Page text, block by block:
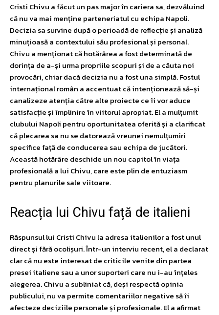
Cristi Chivu a făcut un pas major în cariera sa, dezvăluind
că nu va mai menține parteneriatul cu echipa Napoli.
Decizia sa survine după o perioadă de reflecție și analiză
minuțioasă a contextului său profesional și personal.
Chivu a menționat că hotărârea a fost determinată de
dorința de a-și urma propriile scopuri și de a căuta noi
provocări, chiar dacă decizia nu a fost una simplă. Fostul
internațional român a accentuat că intenționează să-și
canalizeze atenția către alte proiecte ce îi vor aduce
satisfacție și împlinire în viitorul apropiat. El a mulțumit
clubului Napoli pentru oportunitatea oferită și a clarificat
că plecarea sa nu se datorează vreunei nemulțumiri
specifice față de conducerea sau echipa de jucători.
Această hotărâre deschide un nou capitol în viața
profesională a lui Chivu, care este plin de entuziasm
pentru planurile sale viitoare.
Reacția lui Chivu față de italieni
Răspunsul lui Cristi Chivu la adresa italienilor a fost unul
direct și fără ocolișuri. Într-un interviu recent, el a declarat
clar că nu este interesat de criticile venite din partea
presei italiene sau a unor suporteri care nu i-au înțeles
alegerea. Chivu a subliniat că, deși respectă opinia
publicului, nu va permite comentariilor negative să îi
afecteze deciziile personale și profesionale. El a afirmat